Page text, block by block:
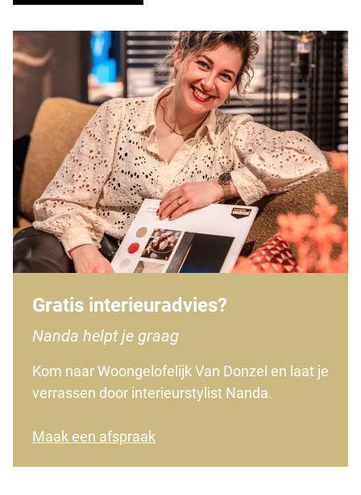
Gratis interieuradvies?
Nanda helpt je graag
Kom naar Woongelofelijk Van Donzel en laat je
verrassen door interieurstylist Nanda.
Maak een afspraak